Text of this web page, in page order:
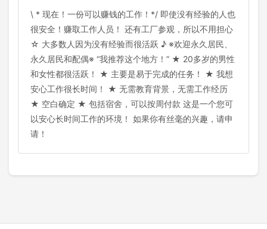
\ * 现在！一份可以赚钱的工作！*/ 即使没有经验的人也
很安全！赚取工作人员！ 还有工厂参观，所以不用担心
☆ 大多数人因为没有经验而很活跃 ♪ ※欢迎永久居民、
永久居民和配偶※ “我推荐这个地方！” ★ 20多岁的男性
和女性都很活跃！ ★ 主要是易于完成的任务！ ★ 我想
安心工作很长时间！ ★ 无需教育背景，无需工作经历
★ 空白确定 ★ 包括宿舍，可以按周付款 这是一个您可
以安心长时间工作的环境！ 如果你有丝毫的兴趣，请申
请！